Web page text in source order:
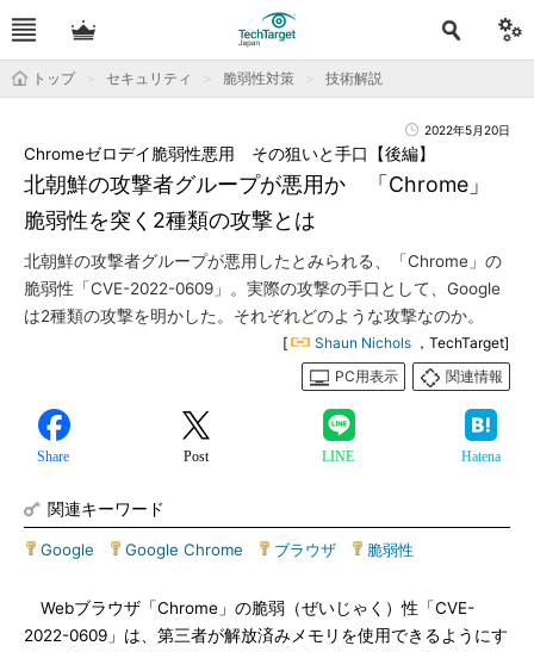
トップ セキュリティ 脆弱性対策 技術解説
2022年5月20日
北朝鮮の攻撃者グループが悪用か 「Chrome」
脆弱性を突く2種類の攻撃とは
Chromeゼロデイ脆弱性悪用 その狙いと手口【後編】
北朝鮮の攻撃者グループが悪用したとみられる、「Chrome」の
脆弱性「CVE-2022-0609」。実際の攻撃の手口として、Google
は2種類の攻撃を明かした。それぞれどのような攻撃なのか。
[ Shaun Nichols ，TechTarget]
PC用表示
関連情報
Share Post LINE Hatena
関連キーワード
Google Google Chrome ブラウザ 脆弱性
Webブラウザ「Chrome」の脆弱（ぜいじゃく）性「CVE-
2022-0609」は、第三者が解放済みメモリを使用できるようにす